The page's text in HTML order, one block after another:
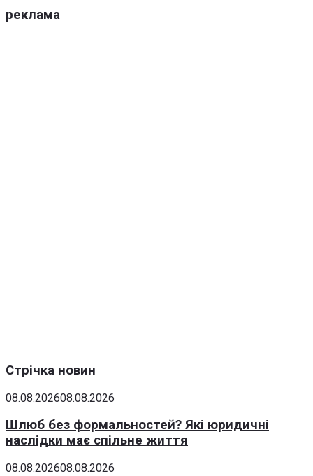
реклама
Стрічка новин
08.08.202608.08.2026
Шлюб без формальностей? Які юридичні
наслідки має спільне життя
08.08.202608.08.2026